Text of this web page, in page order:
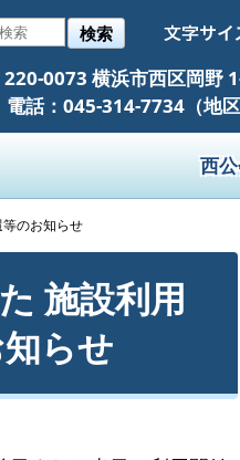
検索
220-0073 横浜市西区岡野
電話：045-314-7734（地
西
のお知らせ
施設利用
らせ